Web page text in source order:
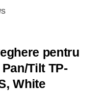
pentru
Tilt TP-
White